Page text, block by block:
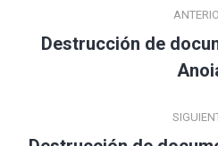
entre
publicaciones
Destrucción de